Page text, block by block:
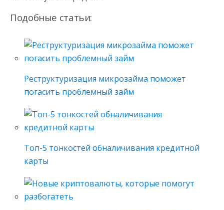
Подобные статьи:
Реструктуризация микрозайма поможет
погасить проблемный займ
Топ-5 тонкостей обналичивания кредитной
карты